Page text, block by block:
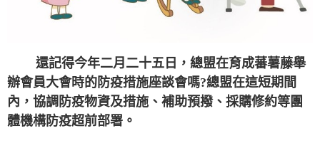
還記得今年二月二十五日，總盟在育成蕃薯藤舉
辦會員大會時的防疫措施座談會嗎?總盟在這短期間
內，協調防疫物資及措施、補助預撥、採購修約等團
體機構防疫超前部署。